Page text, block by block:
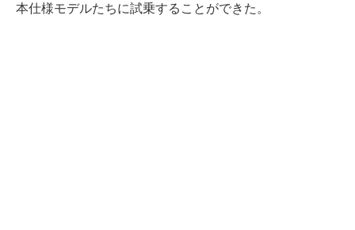
本仕様モデルたちに試乗することができた。